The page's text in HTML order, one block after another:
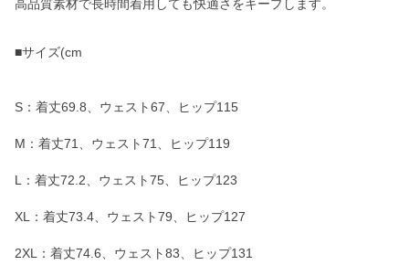
高品質素材で長時間着用しても快適さをキープします。
■サイズ(cm
S：着丈69.8、ウェスト67、ヒップ115
M：着丈71、ウェスト71、ヒップ119
L：着丈72.2、ウェスト75、ヒップ123
XL：着丈73.4、ウェスト79、ヒップ127
2XL：着丈74.6、ウェスト83、ヒップ131